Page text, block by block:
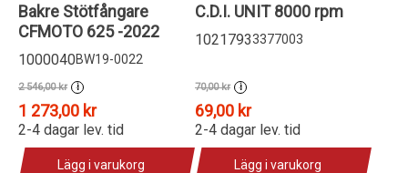
Bakre Stötfångare
CFMOTO 625 -2022
1000040BW19-0022
2 546,00 kr i
1 273,00 kr
2-4 dagar lev. tid
Lägg i varukorg
C.D.I. UNIT 8000 rpm
10217933377003
70,00 kr i
69,00 kr
2-4 dagar lev. tid
Lägg i varukorg